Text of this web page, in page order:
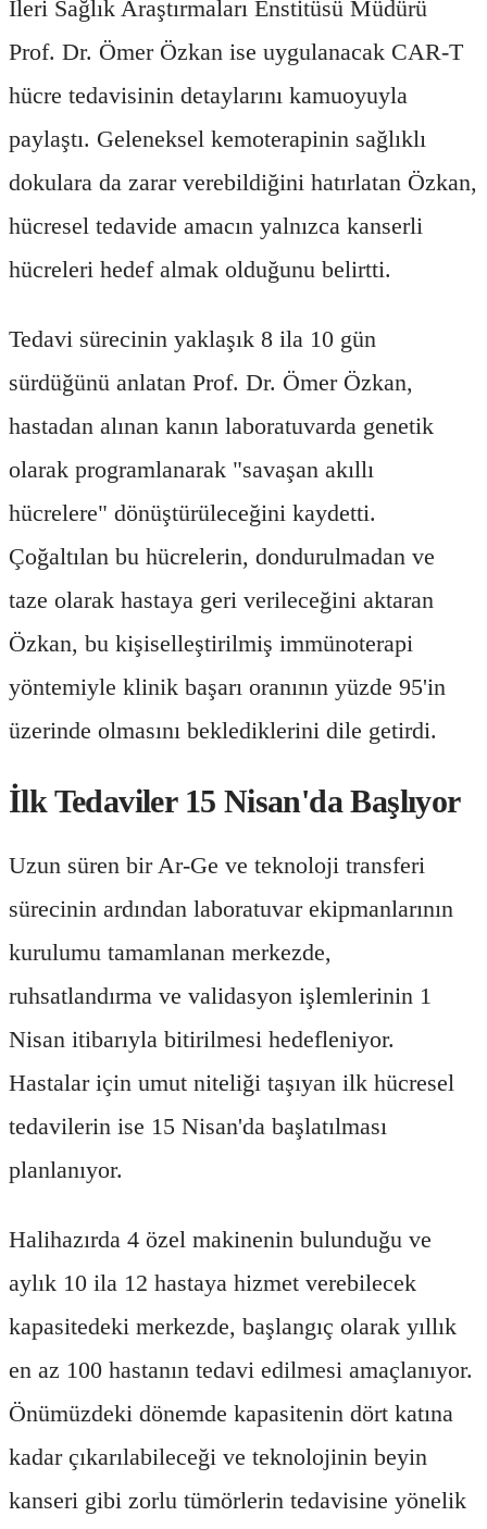
İleri Sağlık Araştırmaları Enstitüsü Müdürü
Prof. Dr. Ömer Özkan ise uygulanacak CAR-T
hücre tedavisinin detaylarını kamuoyuyla
paylaştı. Geleneksel kemoterapinin sağlıklı
dokulara da zarar verebildiğini hatırlatan Özkan,
hücresel tedavide amacın yalnızca kanserli
hücreleri hedef almak olduğunu belirtti.
Tedavi sürecinin yaklaşık 8 ila 10 gün
sürdüğünü anlatan Prof. Dr. Ömer Özkan,
hastadan alınan kanın laboratuvarda genetik
olarak programlanarak "savaşan akıllı
hücrelere" dönüştürüleceğini kaydetti.
Çoğaltılan bu hücrelerin, dondurulmadan ve
taze olarak hastaya geri verileceğini aktaran
Özkan, bu kişiselleştirilmiş immünoterapi
yöntemiyle klinik başarı oranının yüzde 95'in
üzerinde olmasını beklediklerini dile getirdi.
İlk Tedaviler 15 Nisan'da Başlıyor
Uzun süren bir Ar-Ge ve teknoloji transferi
sürecinin ardından laboratuvar ekipmanlarının
kurulumu tamamlanan merkezde,
ruhsatlandırma ve validasyon işlemlerinin 1
Nisan itibarıyla bitirilmesi hedefleniyor.
Hastalar için umut niteliği taşıyan ilk hücresel
tedavilerin ise 15 Nisan'da başlatılması
planlanıyor.
Halihazırda 4 özel makinenin bulunduğu ve
aylık 10 ila 12 hastaya hizmet verebilecek
kapasitedeki merkezde, başlangıç olarak yıllık
en az 100 hastanın tedavi edilmesi amaçlanıyor.
Önümüzdeki dönemde kapasitenin dört katına
kadar çıkarılabileceği ve teknolojinin beyin
kanseri gibi zorlu tümörlerin tedavisine yönelik